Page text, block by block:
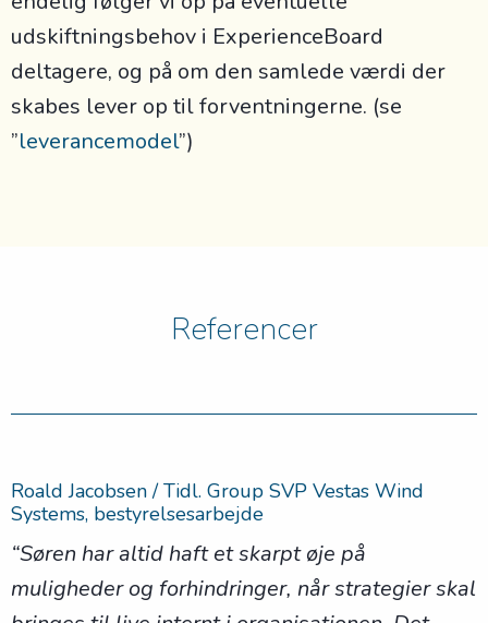
udskiftningsbehov i ExperienceBoard
deltagere, og på om den samlede værdi der
skabes lever op til forventningerne. (se
”leverancemodel”)
Referencer
Roald Jacobsen / Tidl. Group SVP Vestas Wind
Systems, bestyrelsesarbejde
“Søren har altid haft et skarpt øje på
muligheder og forhindringer, når strategier skal